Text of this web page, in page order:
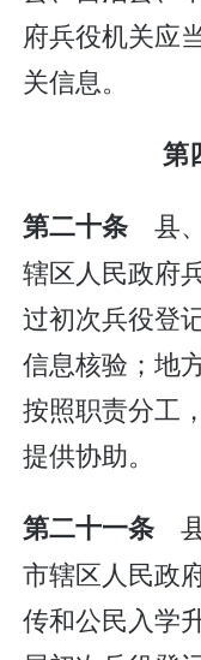
府兵役机关应
关信息。
第
第二十条 县
辖区人民政府
过初次兵役登
信息核验；地
按照职责分工
提供协助。
第二十一条
市辖区人民政
传和公民入学